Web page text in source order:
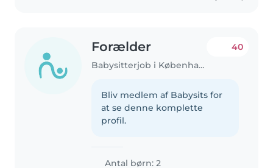
Forælder
Babysitterjob i København
40
Bliv medlem af Babysits for
at se denne komplette
profil.
Antal børn: 2